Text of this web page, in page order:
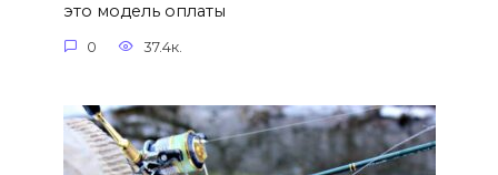
это модель оплаты
0 37.4к.